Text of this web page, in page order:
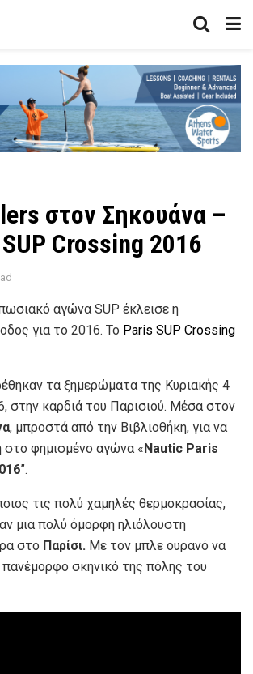
στον Σηκουάνα –
Crossing 2016
αγώνα SUP έκλεισε η
για το 2016. To Paris SUP Crossing
τα ξημερώματα της Κυριακής 4
στην καρδιά του Παρισιού. Μέσα στον
, μπροστά από την Βιβλιοθήκη, για να
στο φημισμένο αγώνα «Nautic Paris
”.
τις πολύ χαμηλές θερμοκρασίας,
μια πολύ όμορφη ηλιόλουστη
στο Παρίσι. Με τον μπλε ουρανό να
σκηνικό της πόλης του